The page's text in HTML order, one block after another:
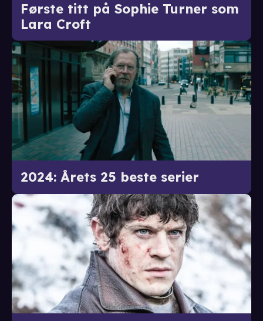
Første titt på Sophie Turner som
Lara Croft
2024: Årets 25 beste serier